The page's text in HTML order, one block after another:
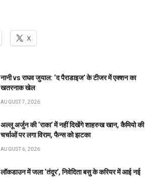
X
नानी vs राघव जुयाल: ‘द पैराडाइज’ के टीजर में एक्शन का
खतरनाक खेल
AUGUST 7, 2026
अल्लू अर्जुन की ‘राका’ में नहीं दिखेंगे शाहरुख खान, कैमियो की
चर्चाओं पर लगा विराम, फैन्स को झटका
AUGUST 6, 2026
लॉकडाउन में जला ‘तंदूर’, निवेदिता बसु के करियर में आई नई